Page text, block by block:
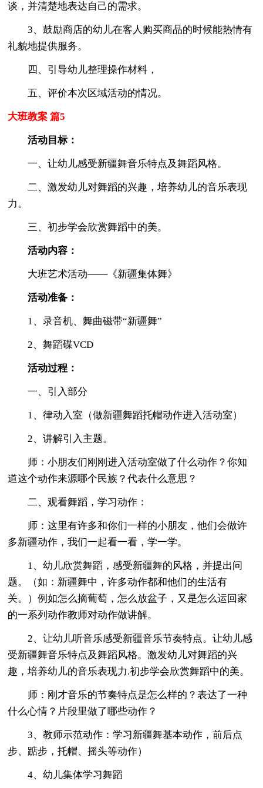
谈，并清楚地表达自己的需求。
3、鼓励商店的幼儿在客人购买商品的时候能热情有
礼貌地提供服务。
四、引导幼儿整理操作材料，
五、评价本次区域活动的情况。
大班教案 篇5
活动目标：
一、让幼儿感受新疆舞音乐特点及舞蹈风格。
二、激发幼儿对舞蹈的兴趣，培养幼儿的音乐表现
力。
三、初步学会欣赏舞蹈中的美。
活动内容：
大班艺术活动——《新疆集体舞》
活动准备：
1、录音机、舞曲磁带“新疆舞”
2、舞蹈碟VCD
活动过程：
一、引入部分
1、律动入室（做新疆舞蹈托帽动作进入活动室）
2、讲解引入主题。
师：小朋友们刚刚进入活动室做了什么动作？你知
道这个动作来源哪个民族？代表什么意思？
二、观看舞蹈，学习动作：
师：这里有许多和你们一样的小朋友，他们会做许
多新疆动作，我们一起看一看，学一学。
1、幼儿欣赏舞蹈，感受新疆舞的风格，并提出问
题。（如：新疆舞中，许多动作都和他们的生活有
关。）例如怎么摘葡萄，怎么放盆子，又是怎么运回家
的一系列动作教师对动作做讲解。
2、让幼儿听音乐感受新疆音乐节奏特点。让幼儿感
受新疆舞音乐特点及舞蹈风格。激发幼儿对舞蹈的兴
趣，培养幼儿的音乐表现力.初步学会欣赏舞蹈中的美。
师：刚才音乐的节奏特点是怎么样的？表达了一种
什么心情？片段里做了哪些动作？
3、教师示范动作：学习新疆舞基本动作，前后点
步、踮步，托帽、摇头等动作）
4、幼儿集体学习舞蹈